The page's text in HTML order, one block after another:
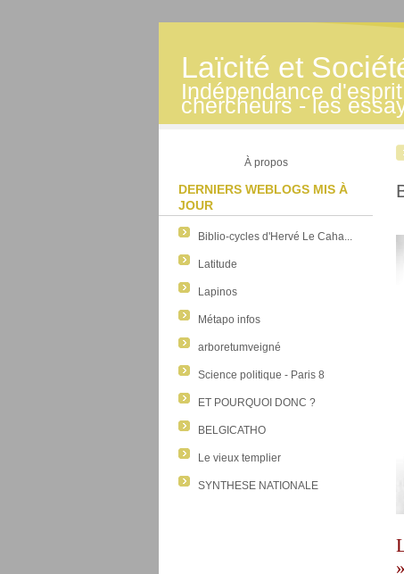
Laïcité et
Indépendance
chercheurs - les
À propos
DERNIERS WEBLOGS MIS À
JOUR
Biblio-cycles d'Hervé Le Caha...
Latitude
Lapinos
Métapo infos
arboretumveigné
Science politique - Paris 8
ET POURQUOI DONC ?
BELGICATHO
Le vieux templier
SYNTHESE NATIONALE